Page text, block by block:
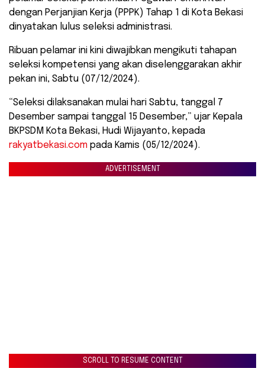
dengan Perjanjian Kerja (PPPK) Tahap 1 di Kota Bekasi
dinyatakan lulus seleksi administrasi.
Ribuan pelamar ini kini diwajibkan mengikuti tahapan
seleksi kompetensi yang akan diselenggarakan akhir
pekan ini, Sabtu (07/12/2024).
“Seleksi dilaksanakan mulai hari Sabtu, tanggal 7
Desember sampai tanggal 15 Desember,” ujar Kepala
BKPSDM Kota Bekasi, Hudi Wijayanto, kepada
rakyatbekasi.com pada Kamis (05/12/2024).
ADVERTISEMENT
SCROLL TO RESUME CONTENT